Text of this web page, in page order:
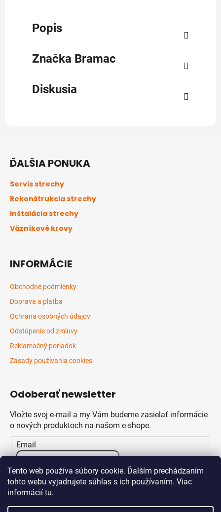
Tento web používa súbory cookie. Ďalším prechádzaním
tohto webu vyjadrujete súhlas s ich používaním. Viac
informácií tu.
Popis
Značka Bramac
Diskusia
ĎALŠIA PONUKA
Servis strechy
Rekonštrukcia strechy
Inštalácia strechy
Väzníkové krovy
INFORMÁCIE
Obchodné podmienky
Doprava a platba
Ochrana osobných údajov
Odstúpenie od zmluvy
Reklamačný poriadok
Zásady používania cookies
Odoberať newsletter
Vložte svoj e-mail a my Vám budeme zasielať informácie
o nových produktoch na našom e-shope.
Email
Vložením e-mailu súhlasíte spodmienkami ochrany
osobných údajov
PRIHLÁSIŤ SA